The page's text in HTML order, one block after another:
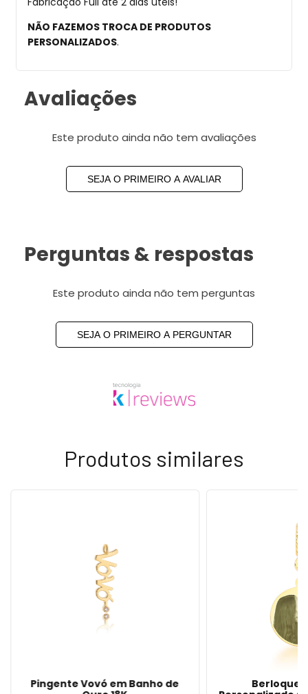
NÃO FAZEMOS TROCA DE PRODUTOS
PERSONALIZADOS.
Avaliações
Este produto ainda não tem avaliações
SEJA O PRIMEIRO A AVALIAR
Perguntas & respostas
Este produto ainda não tem perguntas
SEJA O PRIMEIRO A PERGUNTAR
Produtos similares
Pingente Vovó em Banho de
Berloque